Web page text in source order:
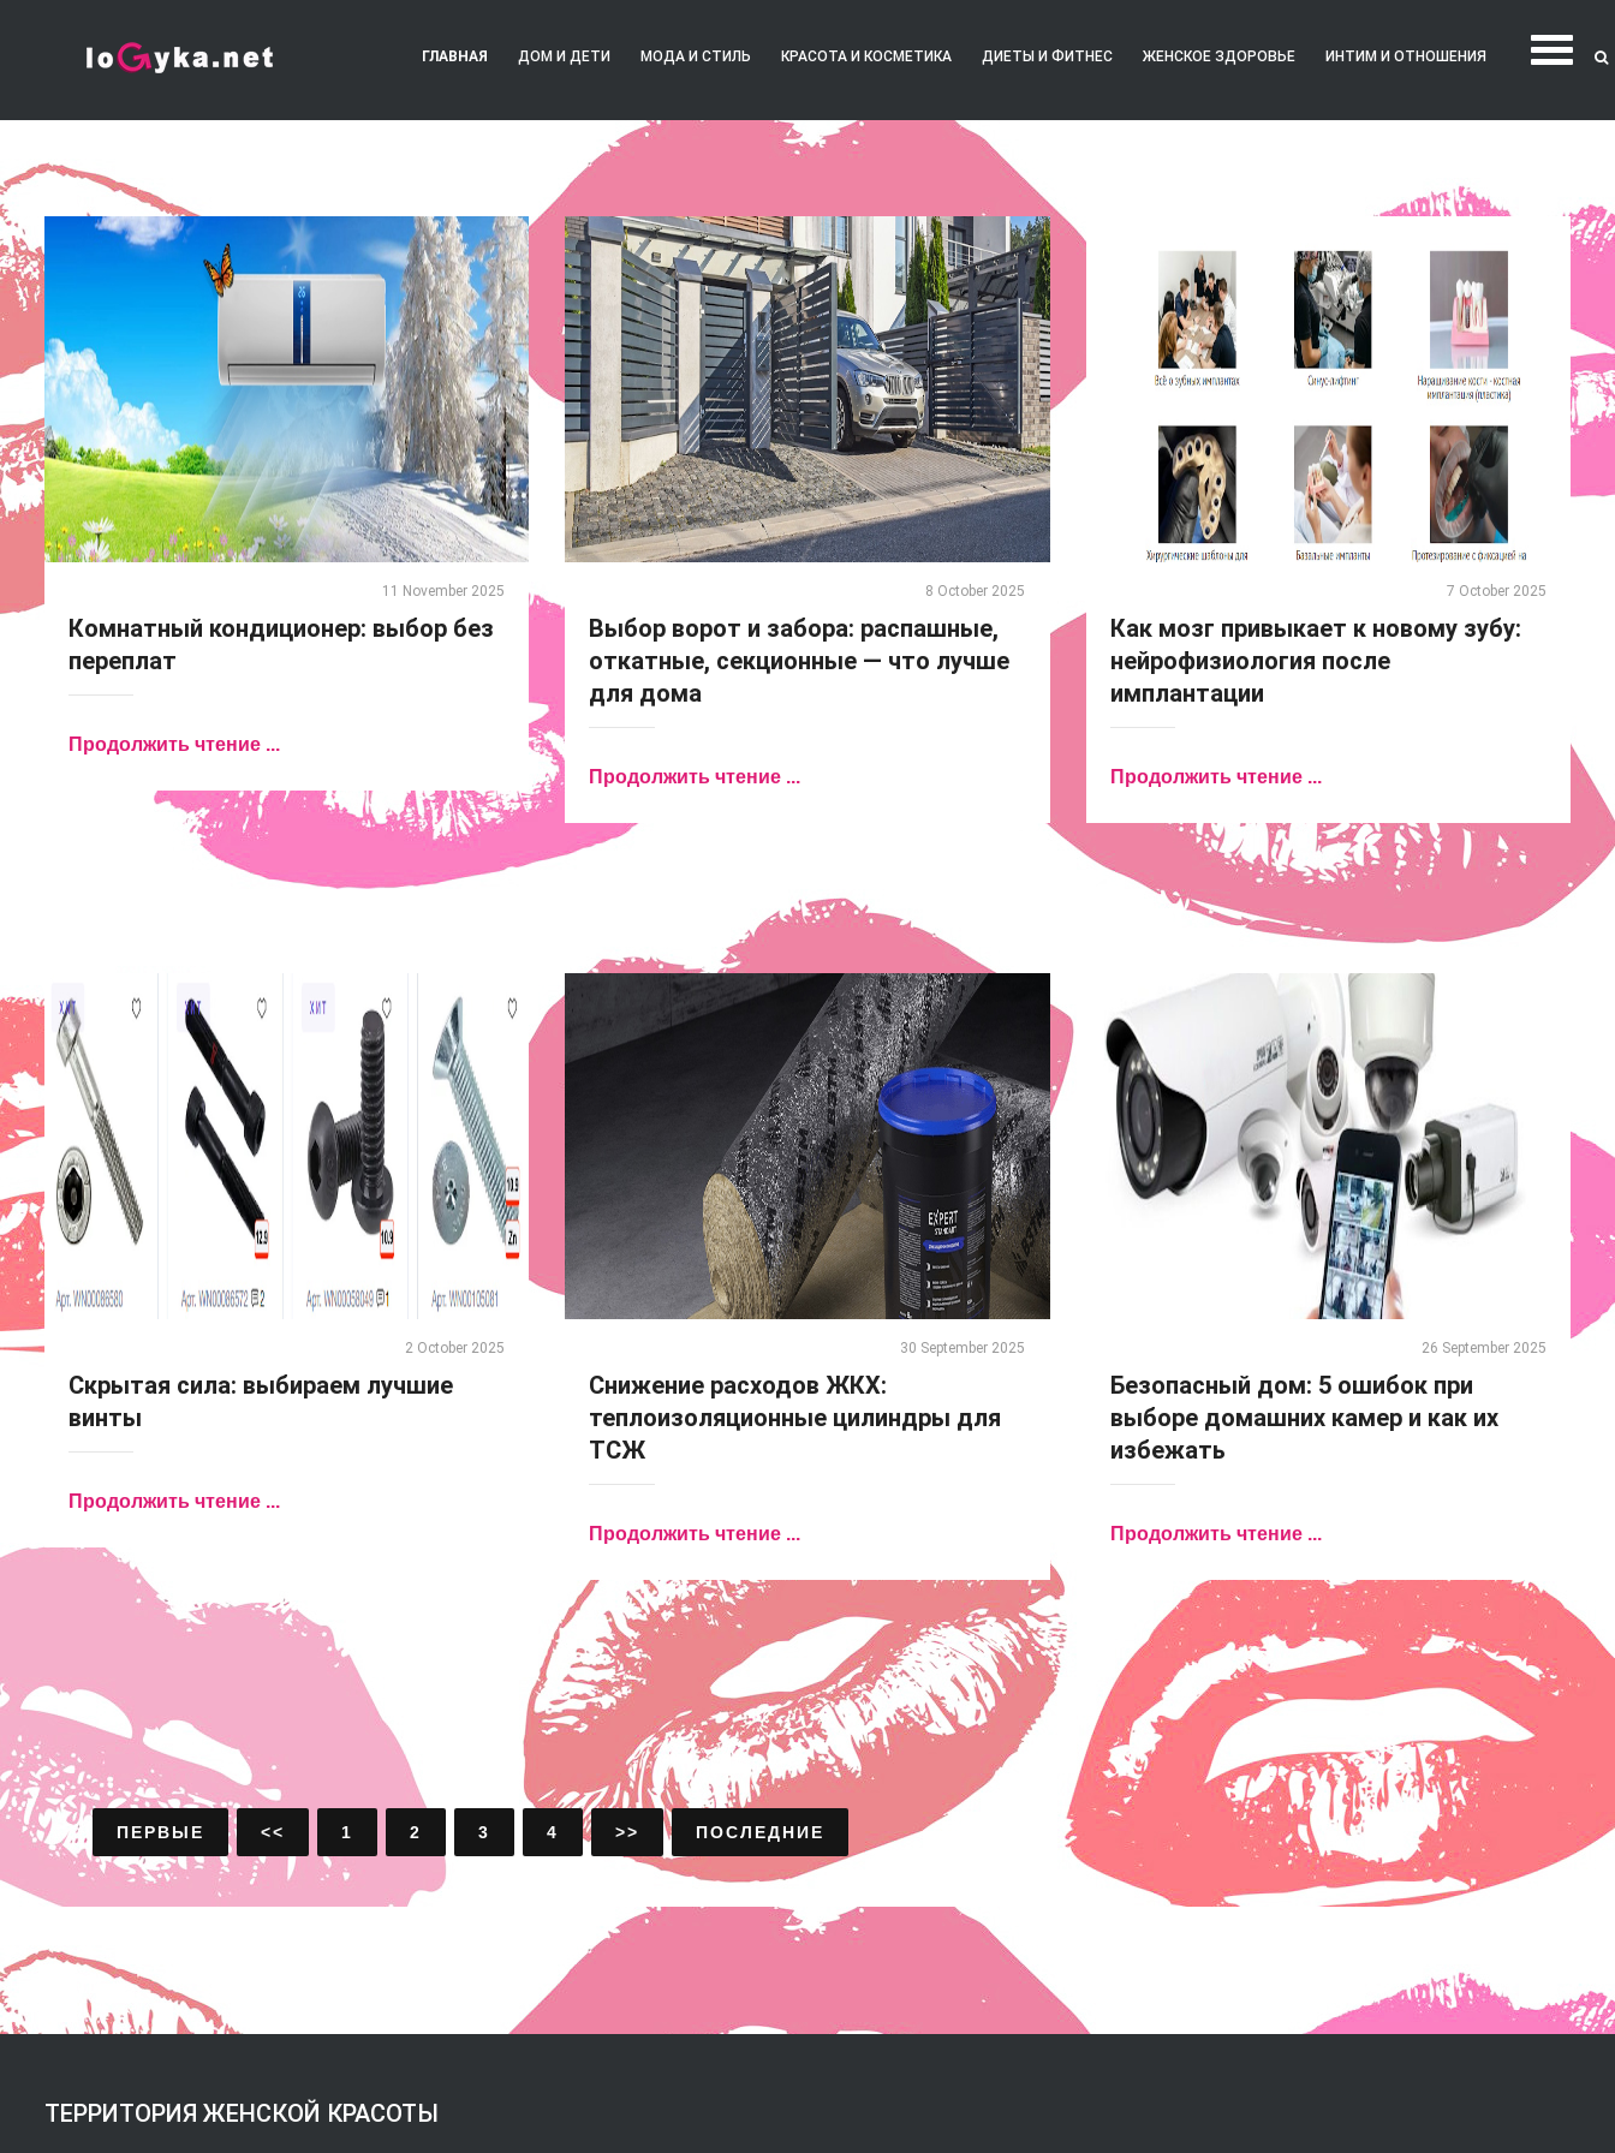
ГЛАВНАЯ ДОМ И ДЕТИ МОДА И СТИЛЬ КРАСОТА И КОСМЕТИКА ДИЕТЫ И ФИТНЕС ЖЕНСКОЕ ЗДОРОВЬЕ ИНТИМ И ОТНОШЕНИЯ
11 November 2025
Комнатный кондиционер: выбор без
переплат
Продолжить чтение ...
8 October 2025
Выбор ворот и забора: распашные,
откатные, секционные — что лучше
для дома
Продолжить чтение ...
7 October 2025
Как мозг привыкает к новому зубу:
нейрофизиология после
имплантации
Продолжить чтение ...
2 October 2025
Скрытая сила: выбираем лучшие
винты
Продолжить чтение ...
30 September 2025
Снижение расходов ЖКХ:
теплоизоляционные цилиндры для
ТСЖ
Продолжить чтение ...
26 September 2025
Безопасный дом: 5 ошибок при
выборе домашних камер и как их
избежать
Продолжить чтение ...
ПЕРВЫЕ << 1 2 3 4 >> ПОСЛЕДНИЕ
ТЕРРИТОРИЯ ЖЕНСКОЙ КРАСОТЫ